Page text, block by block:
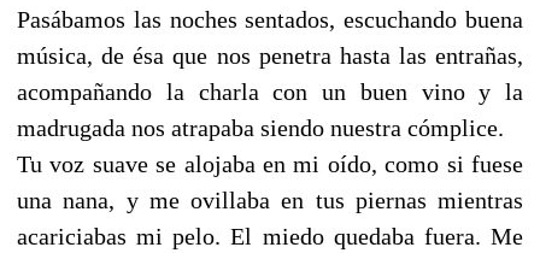
Pasábamos las noches sentados, escuchando buena
música, de ésa que nos penetra hasta las entrañas,
acompañando la charla con un buen vino y la
madrugada nos atrapaba siendo nuestra cómplice.
Tu voz suave se alojaba en mi oído, como si fuese
una nana, y me ovillaba en tus piernas mientras
acariciabas mi pelo. El miedo quedaba fuera. Me